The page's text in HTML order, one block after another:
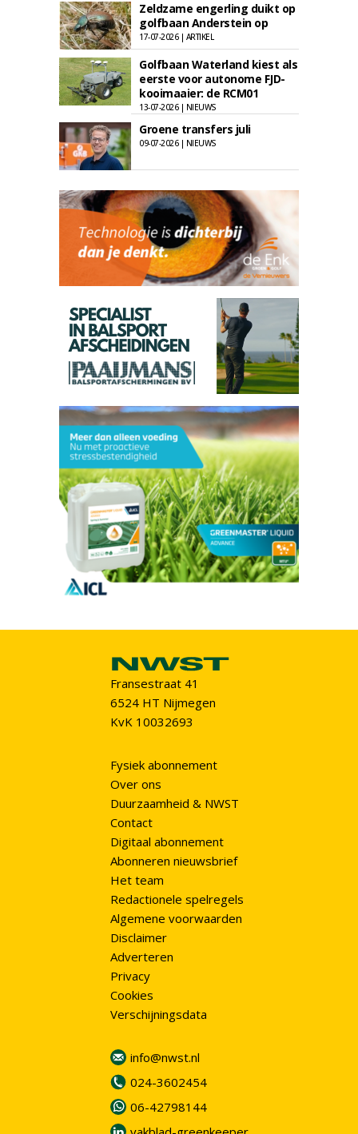
Zeldzame engerling duikt op
golfbaan Anderstein op
17-07-2026 | ARTIKEL
Golfbaan Waterland kiest als
eerste voor autonome FJD-
kooimaaier: de RCM01
13-07-2026 | NIEUWS
Groene transfers juli
09-07-2026 | NIEUWS
Fransestraat 41
6524 HT Nijmegen
KvK 10032693
Fysiek abonnement
Over ons
Duurzaamheid & NWST
Contact
Digitaal abonnement
Abonneren nieuwsbrief
Het team
Redactionele spelregels
Algemene voorwaarden
Disclaimer
Adverteren
Privacy
Cookies
Verschijningsdata
info@nwst.nl
024-3602454
06-42798144